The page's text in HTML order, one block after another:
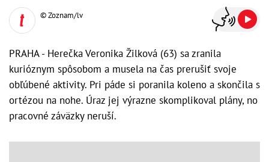
© Zoznam/lv
PRAHA - Herečka Veronika Žilková (63) sa zranila
kurióznym spôsobom a musela na čas prerušiť svoje
obľúbené aktivity. Pri páde si poranila koleno a skončila s
ortézou na nohe. Úraz jej výrazne skomplikoval plány, no
pracovné záväzky neruší.